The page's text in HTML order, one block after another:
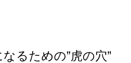
るための”虎の穴”